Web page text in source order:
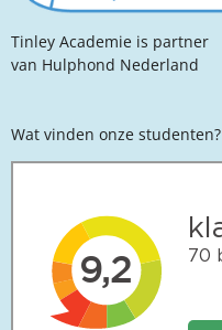
Tinley Academie is partner
van Hulphond Nederland
Wat vinden onze studenten?